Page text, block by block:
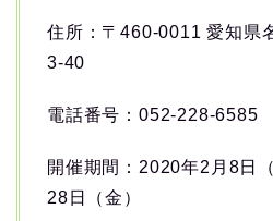
住所：〒460-0011 愛知県
3-40
電話番号：052-228-6585
開催期間：2020年2月8日
28日（金）